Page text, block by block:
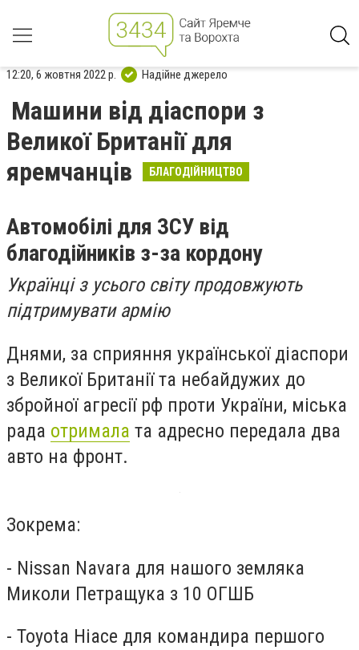
12:20, 6 жовтня 2022 р. Надійне джерело
Машини від діаспори з
Великої Британії для
яремчанців
БЛАГОДІЙНИЦТВО
Автомобілі для ЗСУ від
благодійників з-за кордону
Українці з усього світу продовжують
підтримувати армію
Днями, за сприяння української діаспори
з Великої Британії та небайдужих до
збройної агресії рф проти України, міська
рада отримала та адресно передала два
авто на фронт.
Зокрема:
- Nissan Navara для нашого земляка
Миколи Петращука з 10 ОГШБ
- Toyota Hiace для командира першого